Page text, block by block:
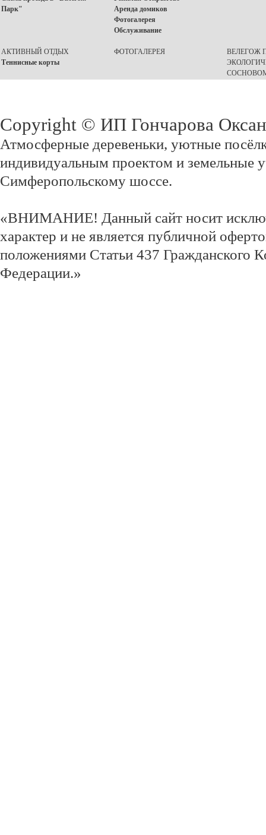
Парк"
Аренда домиков
Фотогалерея
Обслуживание
АКТИВНЫЙ ОТДЫХ
Теннисные корты
ФОТОГАЛЕРЕЯ
ВЕЛЕГОЖ
Copyright © ИП Гончарова
Атмосферные деревеньки, уютные
индивидуальным проектом и земельные
Симферопольскому шоссе.
«ВНИМАНИЕ! Данный сайт носит
характер и не является публичной
положениями Статьи 437 Гражданского
Федерации.»